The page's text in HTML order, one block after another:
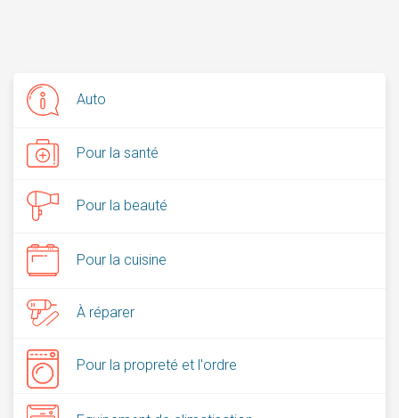
Auto
Pour la santé
Pour la beauté
Pour la cuisine
À réparer
Pour la propreté et l'ordre